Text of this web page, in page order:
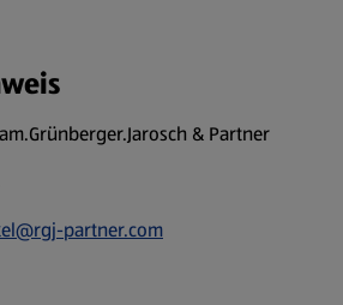
& Partner
partner.com